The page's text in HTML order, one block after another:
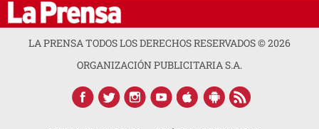
LA PRENSA TODOS LOS DERECHOS RESERVADOS ©2026
ORGANIZACIÓN PUBLICITARIA S.A.